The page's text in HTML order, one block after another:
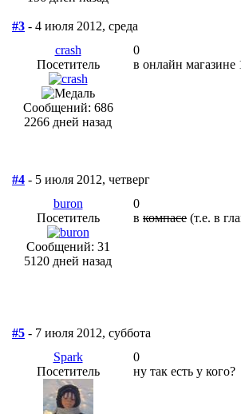
#3 - 4 июля 2012, среда
crash
Посетитель
Сообщений: 686
2266 дней назад
0
в онлайн
#4 - 5 июля 2012, четверг
buron
Посетитель
Сообщений: 31
5120 дней назад
0
в компасе (т.е. в
#5 - 7 июля 2012, суббота
Spark
Посетитель
0
ну так есть у кого?